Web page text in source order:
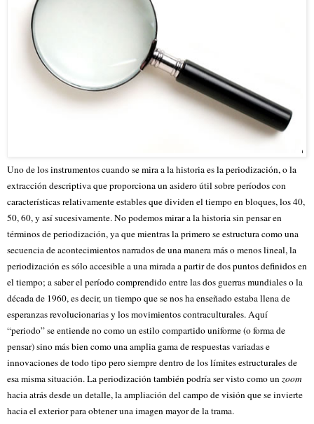
Uno de los instrumentos cuando se mira a la historia es la periodización, o la
extracción descriptiva que proporciona un asidero útil sobre períodos con
características relativamente estables que dividen el tiempo en bloques, los 40,
50, 60, y así sucesivamente. No podemos mirar a la historia sin pensar en
términos de periodización, ya que mientras la primero se estructura como una
secuencia de acontecimientos narrados de una manera más o menos lineal, la
periodización es sólo accesible a una mirada a partir de dos puntos definidos en
el tiempo; a saber el período comprendido entre las dos guerras mundiales o la
década de 1960, es decir, un tiempo que se nos ha enseñado estaba llena de
esperanzas revolucionarias y los movimientos contraculturales. Aquí
“periodo” se entiende no como un estilo compartido uniforme (o forma de
pensar) sino más bien como una amplia gama de respuestas variadas e
innovaciones de todo tipo pero siempre dentro de los límites estructurales de
esa misma situación. La periodización también podría ser visto como un zoom
hacia atrás desde un detalle, la ampliación del campo de visión que se invierte
hacia el exterior para obtener una imagen mayor de la trama.